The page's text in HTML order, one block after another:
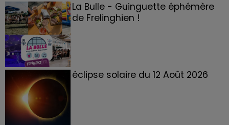
La Bulle - Guinguette éphémère
de Frelinghien !
éclipse solaire du 12 Août 2026